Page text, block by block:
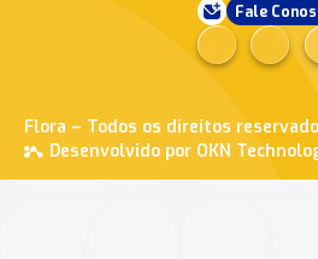
Fale
Flora – Todos os direitos
Desenvolvido por OKN